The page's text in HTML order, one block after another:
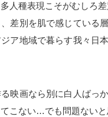
人種表現こそがむしろ差
差別を肌で感じている
ア地域で暮らす我々日
映画なら別に白人ばっ
こない…でも問題ないと